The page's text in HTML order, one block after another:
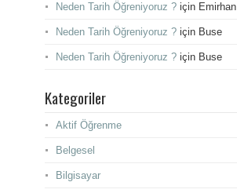
Neden Tarih Öğreniyoruz ? için Emirhan
Neden Tarih Öğreniyoruz ? için Buse
Neden Tarih Öğreniyoruz ? için Buse
Kategoriler
Aktif Öğrenme
Belgesel
Bilgisayar